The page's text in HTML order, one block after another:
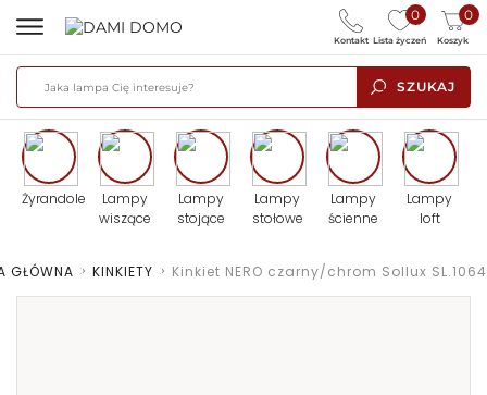
SZUKAJ
0
Lista życzeń
0
Koszyk
Kontakt
Żyrandole
Lampy
wiszące
Lampy
stojące
Lampy
stołowe
Lampy
ścienne
Lampy
loft
GŁÓWNA > KINKIETY > Kinkiet NERO czarny/chrom Sollux SL.1064